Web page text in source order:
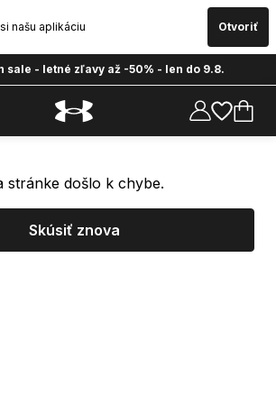
našu aplikáciu Otvoriť
sale - letné zľavy až -50% - len do 9.8.
stránke došlo k chybe.
Skúsiť znova